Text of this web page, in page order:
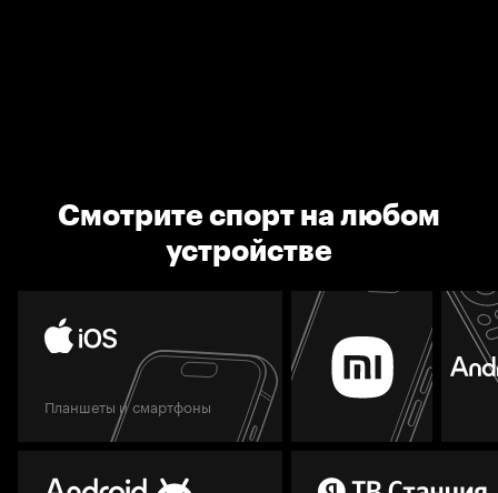
Смотрите спорт на любом
устройстве
Планшеты и смартфоны